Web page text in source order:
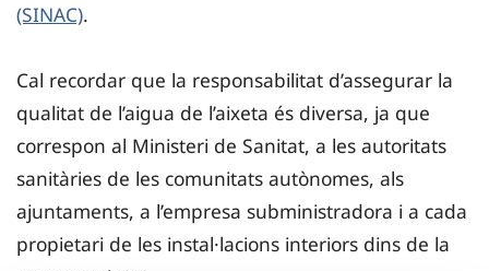
(SINAC).
Cal recordar que la responsabilitat d’assegurar la
qualitat de l’aigua de l’aixeta és diversa, ja que
correspon al Ministeri de Sanitat, a les autoritats
sanitàries de les comunitats autònomes, als
ajuntaments, a l’empresa subministradora i a cada
propietari de les instal·lacions interiors dins de la